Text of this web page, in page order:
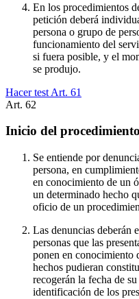
En los procedimientos
petición deberá
persona o grupo de
funcionamiento del
si fuera posible, y el
se produjo.
Hacer test Art. 61
Art. 62
Inicio del
Se entiende por
persona, en
en conocimiento de un
un determinado hecho
oficio de un
Las denuncias deberán
personas que las
ponen en conocimiento
hechos pudieran
recogerán la fecha de
identificación de los